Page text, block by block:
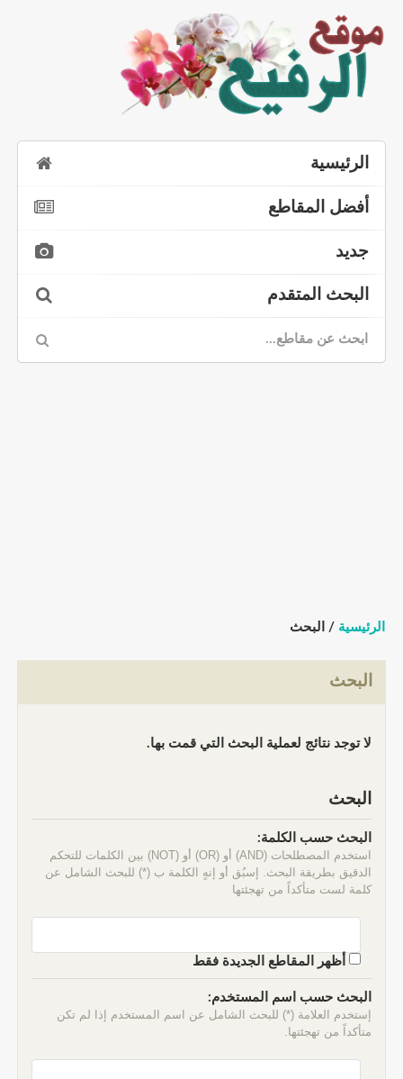
الرئيسية
أفضل المقاطع
جديد
البحث المتقدم
الرئيسية / البحث
البحث
لا توجد نتائج لعملية البحث التي قمت بها.
البحث
البحث حسب الكلمة:
استخدم المصطلحات (AND) أو (OR) أو (NOT) بين الكلمات للتحكم
الدقيق بطريقة البحث. إسبُق أو إنهٍ الكلمة ب (*) للبحث الشامل عن
كلمة لست متأكداً من تهجئتها
أظهر المقاطع الجديدة فقط
البحث حسب اسم المستخدم:
إستخدم العلامة (*) للبحث الشامل عن اسم المستخدم إذا لم تكن
متأكداً من تهجئتها.